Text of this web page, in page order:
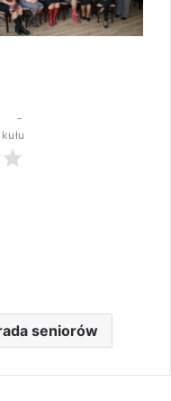
seniorów